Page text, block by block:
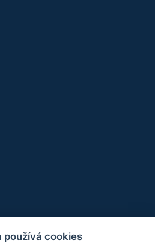
používá cookies